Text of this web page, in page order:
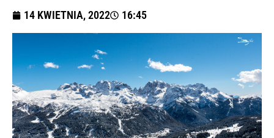
14 KWIETNIA, 2022 16:45